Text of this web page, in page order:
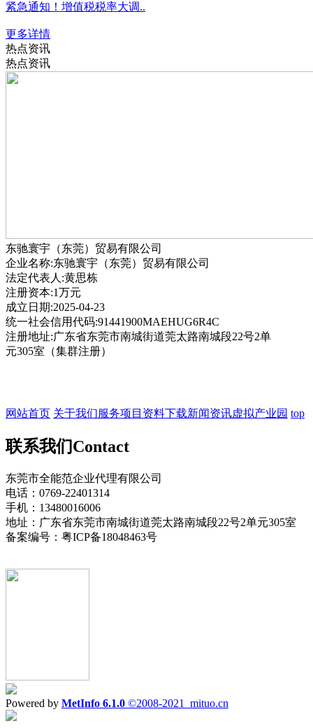
紧急通知！增值税税率大调..
更多详情
热点资讯
热点资讯
东驰寰宇（东莞）贸易有限公司
企业名称:东驰寰宇（东莞）贸易有限公司
法定代表人:黄思栋
注册资本:1万元
成立日期:2025-04-23
统一社会信用代码:91441900MAEHUG6R4C
注册地址:广东省东莞市南城街道莞太路南城段22号2单
元305室（集群注册）
网站首页 关于我们服务项目 资料下载新闻资讯虚拟产业园 top
联系我们Contact
东莞市全能范企业代理有限公司
电话：0769-22401314
手机：13480016006
地址：广东省东莞市南城街道莞太路南城段22号2单元305室
备案编号：粤ICP备18048463号
Powered by MetInfo 6.1.0 ©2008-2021 mituo.cn